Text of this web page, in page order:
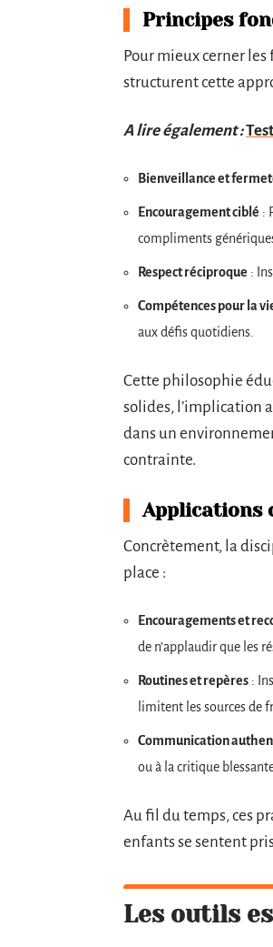
Principes
Pour mieux cerner
structurent cette
A lire également :
Bienveillance et
Encouragement ciblé :
compliments
Respect réciproque :
Compétences pour la
aux défis quotidiens.
Cette philosophie
solides, l’implication
dans un
contrainte.
Applications
Concrètement, la
place :
Encouragements et
de n’applaudir que les
Routines et repères :
limitent les sources de
Communication
ou à la critique
Au fil du temps, ces
enfants se sentent
Les outils